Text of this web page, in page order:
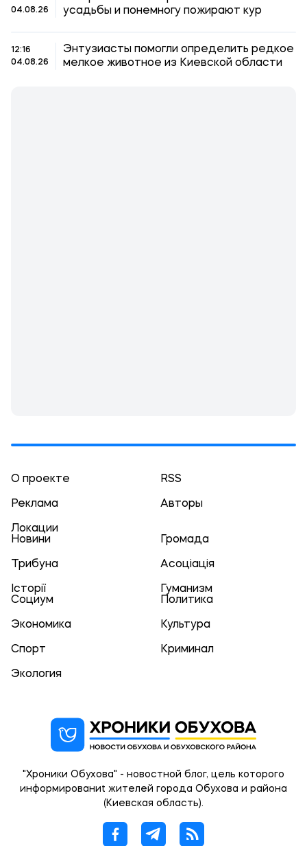
04.08.26
усадьбы и понемногу пожирают кур
12:16
04.08.26
Энтузиасты помогли определить редкое
мелкое животное из Киевской области
О проекте RSS
Реклама Авторы
Локации
Новини
Громада
Трибуна Асоціація
Історії
Гуманизм
Социум
Политика
Экономика Культура
Спорт Криминал
Экология
"Хроники Обухова" - новостной блог, цель которого
информированиt жителей города Обухова и района
(Киевская область).